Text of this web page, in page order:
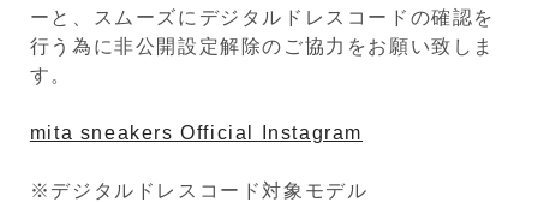
ーと、スムーズにデジタルドレスコードの確認を
行う為に非公開設定解除のご協力をお願い致しま
す。
mita sneakers Official Instagram
※デジタルドレスコード対象モデル